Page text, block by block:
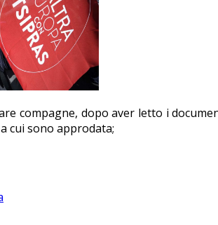
compagne, dopo aver letto i
cui sono approdata;